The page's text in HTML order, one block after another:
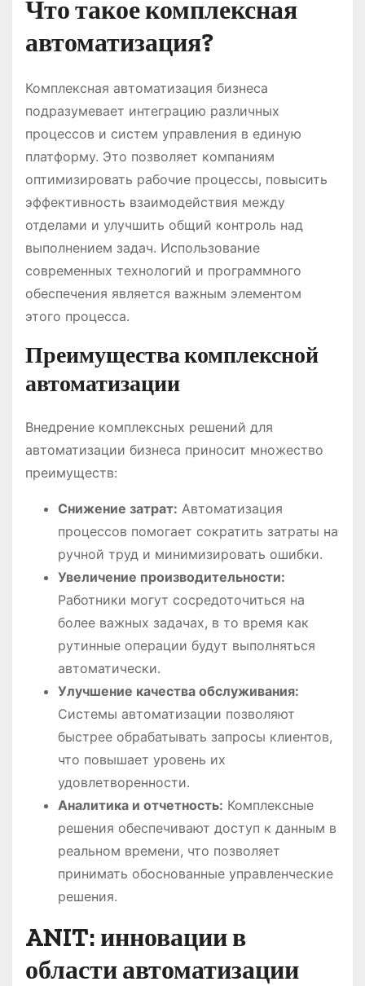
Что такое комплексная
автоматизация?
Комплексная автоматизация бизнеса
подразумевает интеграцию различных
процессов и систем управления в единую
платформу. Это позволяет компаниям
оптимизировать рабочие процессы, повысить
эффективность взаимодействия между
отделами и улучшить общий контроль над
выполнением задач. Использование
современных технологий и программного
обеспечения является важным элементом
этого процесса.
Преимущества комплексной
автоматизации
Внедрение комплексных решений для
автоматизации бизнеса приносит множество
преимуществ:
Снижение затрат: Автоматизация
процессов помогает сократить затраты на
ручной труд и минимизировать ошибки.
Увеличение производительности:
Работники могут сосредоточиться на
более важных задачах, в то время как
рутинные операции будут выполняться
автоматически.
Улучшение качества обслуживания:
Системы автоматизации позволяют
быстрее обрабатывать запросы клиентов,
что повышает уровень их
удовлетворенности.
Аналитика и отчетность: Комплексные
решения обеспечивают доступ к данным в
реальном времени, что позволяет
принимать обоснованные управленческие
решения.
ANIT: инновации в
области автоматизации